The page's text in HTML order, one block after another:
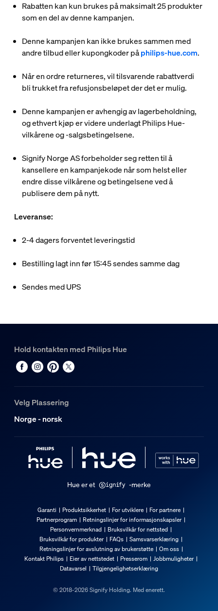
Rabatten kan kun brukes på maksimalt 25 produkter
som en del av denne kampanjen.
Denne kampanjen kan ikke brukes sammen med
andre tilbud eller kupongkoder påphilips-hue.com.
Når en ordre returneres, vil tilsvarende rabattverdi
bli trukket fra refusjonsbeløpet der det er mulig.
Denne kampanjen er avhengig av lagerbeholdning,
og ethvert kjøp er videre underlagt Philips Hue-
vilkårene og -salgsbetingelsene.
Signify Norge AS forbeholder seg retten til å
kansellere en kampanjekode når som helst eller
endre disse vilkårene og betingelsene ved å
publisere dem på nytt.
Leveranse:​
2-4 dagers forventet leveringstid
Bestilling lagt inn før 15:45 sendes samme dag
Sendes med UPS
Hold kontakten med Philips Hue
Velg Plassering
Norge - norsk
Hue er et -merke
Garanti Produktsikkerhet For utviklere
For partnere
Partnerprogram
Retningslinjer for informasjonskapsler
Personvernmerknad
Bruksvilkår for nettsted
Bruksvilkår for produkter
FAQs
Samsvarserklæring
Retningslinjer for avslutning av brukerstøtte
Om oss
Kontakt Philips
Eier av nettstedet Presserom
Jobbmuligheter
Datavarsel
Tilgjengelighetserklæring
© 2018-2026 Signify Holding. Med enerett.